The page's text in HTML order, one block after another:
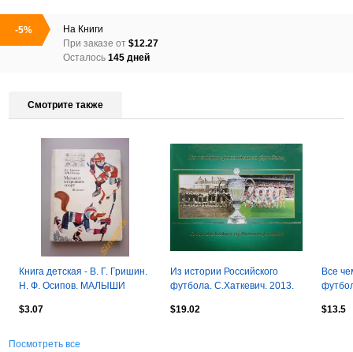
-5% На Книги
При заказе от $12.27
Осталось 145 дней
Смотрите также
Книга детская - В. Г. Гришин.
Н. Ф. Осипов. МАЛЫШИ
$3.07
Из истории Российского
футбола. С.Хаткевич. 2013.
ИЗДАНИЕ
$19.02
Все
стр.
$13.5
Посмотреть все